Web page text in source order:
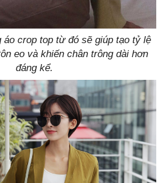
áo crop top từ đó sẽ giúp tạo tỷ lệ
eo và khiến chân trông dài hơn
đáng kể.